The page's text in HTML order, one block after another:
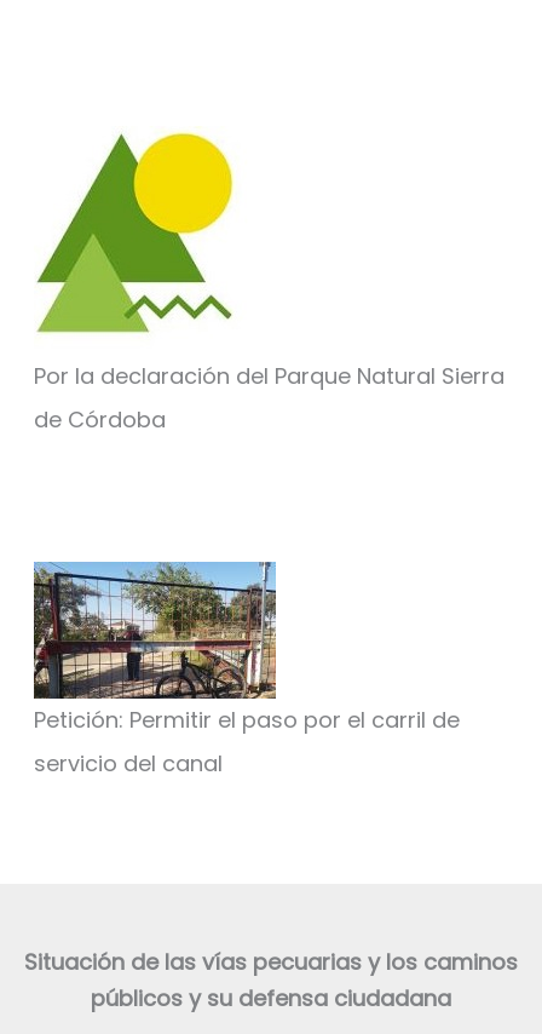
Por la declaración del Parque Natural Sierra
de Córdoba
Petición: Permitir el paso por el carril de
servicio del canal
Situación de las vías pecuarias y los caminos
públicos y su defensa ciudadana